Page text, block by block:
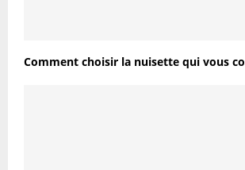
Comment choisir la nuisette qui vous